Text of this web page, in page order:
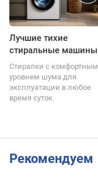
Лучшие тихие
стиральные машины
Стиралки с комфортным
уровнем шума для
эксплуатации в любое
время суток.
Рекомендуем